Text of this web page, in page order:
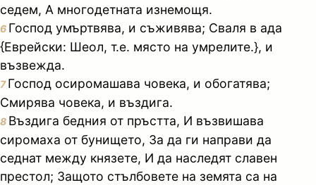
седем, А многодетната изнемощя.
6 Господ умъртвява, и съживява; Сваля в ада
{Еврейски: Шеол, т.е. място на умрелите.}, и
възвежда.
7Господ осиромашава човека, и обогатява;
Смирява човека, и въздига.
8 Въздига бедния от пръстта, И възвишава
сиромаха от бунището, За да ги направи да
седнат между князете, И да наследят славен
престол; Защото стълбовете на земята са на